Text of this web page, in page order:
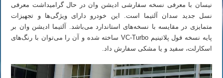
نیسان با معرفی نسخه سفارشی ادیشن وان در حال گرامیداشت معرفی
نسل جدید سدان آلتیما است. این خودرو دارای ویژگی‌ها و تجهیزات
متمایزی در مقایسه با نسخه‌های استاندارد می‌باشد. آلتیما ادیشن وان بر
پایه نسخه فول پلاتینیم VC-Turbo ساخته شده و آن را می‌توان با رنگ‌های
اسکارلت، سفید و یا مشکی سفارش داد.